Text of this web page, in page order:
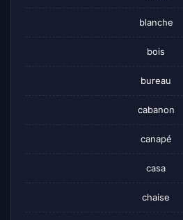
blanche
bois
bureau
cabanon
canapé
casa
chaise